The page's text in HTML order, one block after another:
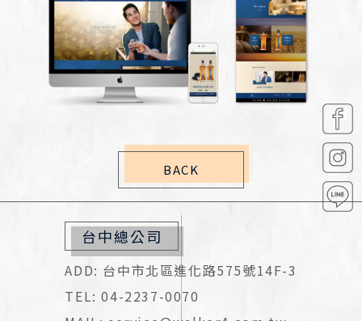
BACK
台中總公司
ADD: 台中市北區進化路575號14F-3
TEL: 04-2237-0070